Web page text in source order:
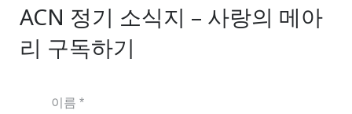
ACN 정기 소식지 – 사랑의 메아
리 구독하기
이름 *